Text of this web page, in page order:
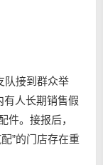
接到群众举
有人长期销售假
件。接报后，
”的门店存在重